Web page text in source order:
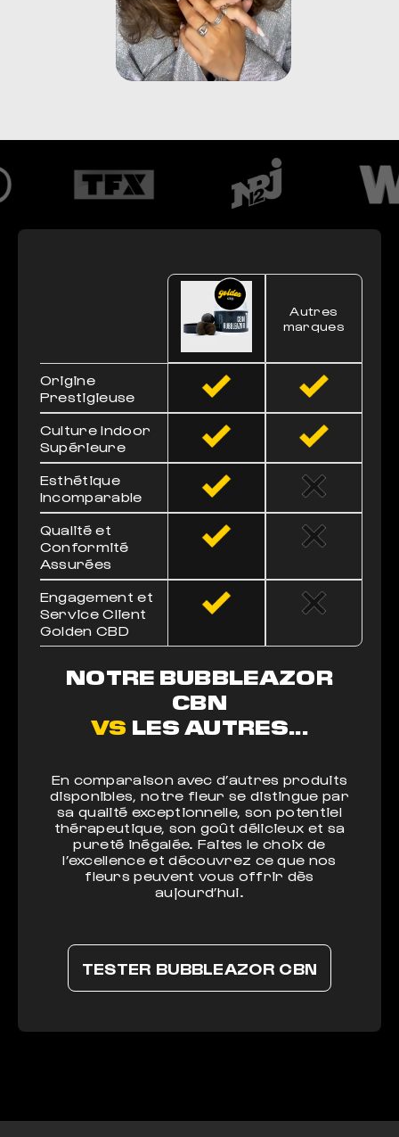
Autres
marques
Origine
Prestigieuse
Culture Indoor
Supérieure
Esthétique
Incomparable
Qualité et
Conformité
Assurées
Engagement et
Service Client
Golden CBD
NOTRE BUBBLEAZOR
CBN
VS LES AUTRES...
En comparaison avec d’autres produits
disponibles, notre fleur se distingue par
sa qualité exceptionnelle, son potentiel
thérapeutique, son goût délicieux et sa
pureté inégalée. Faites le choix de
l’excellence et découvrez ce que nos
fleurs peuvent vous offrir dès
aujourd’hui.
TESTER BUBBLEAZOR CBN